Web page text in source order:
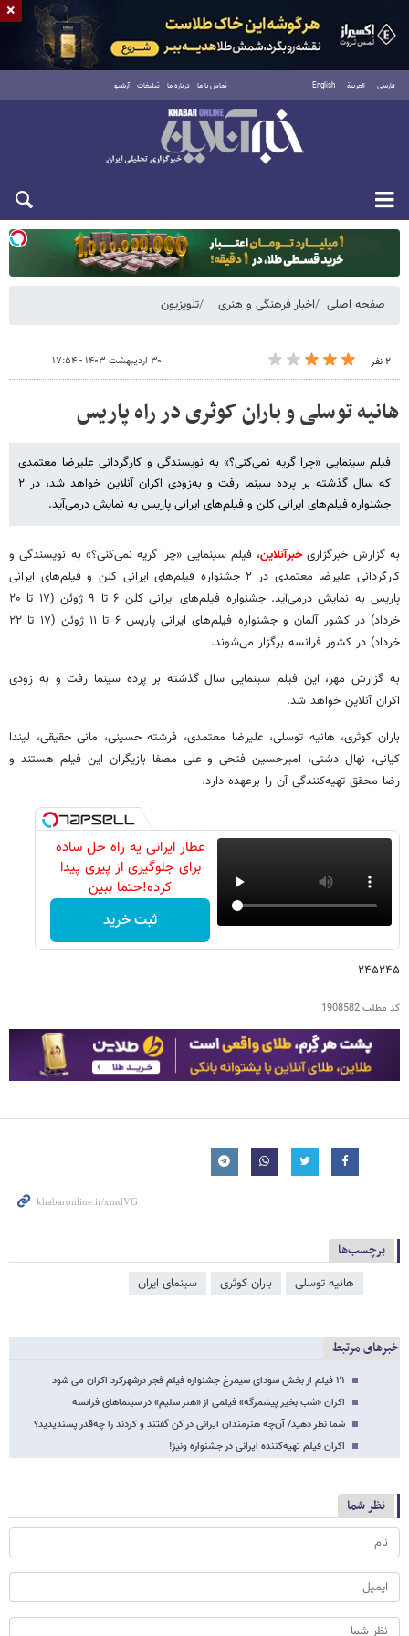
فارسی العربية English تماس با ما درباره ما تبلیغات آرشیو
دوشنبه ۱۹ مرداد ۱۴۰۵
صفحه اصلی اخبار فرهنگی و هنری تلویزیون
۲ نفر ۳۰ اردیبهشت ۱۴۰۳ - ۱۷:۵۴
هانیه توسلی و باران کوثری در راه پاریس
فیلم سینمایی «چرا گریه نمی‌کنی؟» به نویسندگی و کارگردانی علیرضا معتمدی
که سال گذشته بر پرده سینما رفت و به‌زودی اکران آنلاین خواهد شد، در ۲
جشنواره فیلم‌های ایرانی کلن و فیلم‌های ایرانی پاریس به نمایش درمی‌آید.
به گزارش خبرگزاریخبرآنلاین، فیلم سینمایی «چرا گریه نمی‌کنی؟» به نویسندگی و
کارگردانی علیرضا معتمدی در ۲ جشنواره فیلم‌های ایرانی کلن و فیلم‌های ایرانی
پاریس به نمایش درمی‌آید. جشنواره فیلم‌های ایرانی کلن ۶ تا ۹ ژوئن (۱۷ تا ۲۰
خرداد) در کشور آلمان و جشنواره فیلم‌های ایرانی پاریس ۶ تا ۱۱ ژوئن (۱۷ تا ۲۲
خرداد) در کشور فرانسه برگزار می‌شوند.
به گزارش مهر، این فیلم سینمایی سال گذشته بر پرده سینما رفت و به زودی
اکران آنلاین خواهد شد.
باران کوثری، هانیه توسلی، علیرضا معتمدی، فرشته حسینی، مانی حقیقی، لیندا
کیانی، نهال دشتی، امیرحسین فتحی و علی مصفا بازیگران این فیلم هستند و
رضا محقق تهیه‌کنندگی آن را برعهده دارد.
عطار ایرانی یه راه حل ساده
برای جلوگیری از پیری پیدا
کرده!حتما ببین
ثبت خرید
۲۴۵۲۴۵
کد مطلب1908582
برچسب‌ها
هانیه توسلی باران کوثری سینمای ایران
خبرهای مرتبط
۲۱ فیلم از بخش سودای سیمرغ جشنواره فیلم فجر درشهرکرد اکران می شود
اکران «شب بخیر پیشمرگه» فیلمی از «هنر سلیم» در سینماهای فرانسه
شما نظر دهید/ آن‌چه هنرمندان ایرانی در کن گفتند و کردند را چه‌قدر پسندیدید؟
اکران فیلم تهیه‌کننده ایرانی در جشنواره ونیز!
نظر شما
×